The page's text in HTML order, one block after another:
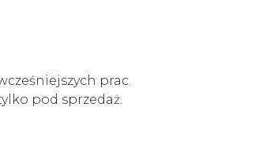
prac.
pod sprzedaż.